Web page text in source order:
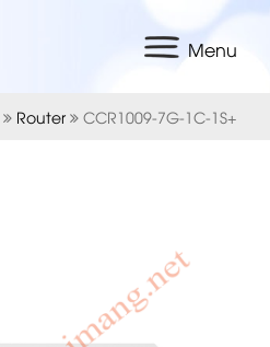
Menu
Router CCR1009-7G-1C-1S+